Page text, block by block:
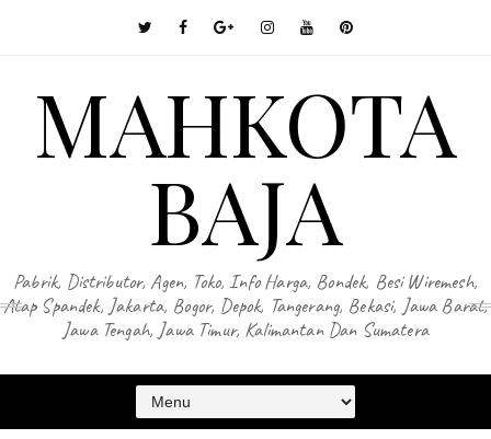
MAHKOTA
BAJA
Pabrik, Distributor, Agen, Toko, Info Harga, Bondek, Besi Wiremesh,
Atap Spandek, Jakarta, Bogor, Depok, Tangerang, Bekasi, Jawa Barat,
Jawa Tengah, Jawa Timur, Kalimantan Dan Sumatera